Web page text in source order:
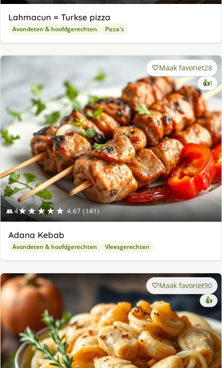
Lahmacun = Turkse pizza
Avondeten & hoofdgerechten Pizza's
👥 4★★★★★ 4.67 (141)
Maak favoriet28
👍1
Adana Kebab
Avondeten & hoofdgerechten Vleesgerechten
Maak favoriet90
👍